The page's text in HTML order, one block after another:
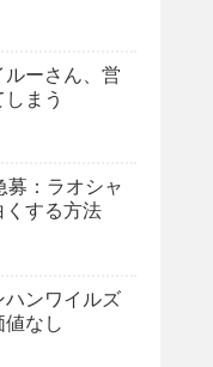
ルーさん、営
まう
募：ラオシャ
くする方法
ハンワイルズ
値なし